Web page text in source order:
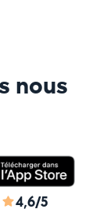
nous
4,6/5